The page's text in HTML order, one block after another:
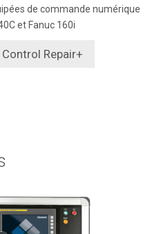
de commande numérique
et Fanuc 160i
Repair+